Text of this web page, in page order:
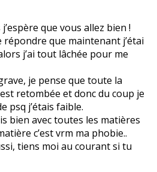
que vous allez bien !
répondre que maintenant j’étai
j’ai tout lâchée pour me
je pense que toute la
retombée et donc du coup je
psq j’étais faible.
bien avec toutes les matières
c’est vrm ma phobie..
tiens moi au courant si tu